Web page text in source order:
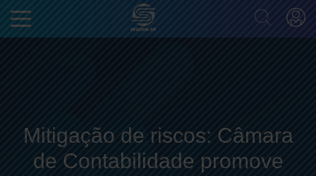
Mitigação de riscos: Câmara
de Contabilidade promove